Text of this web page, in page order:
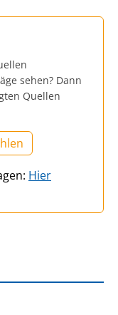
sehen? Dann
Quellen
Hier